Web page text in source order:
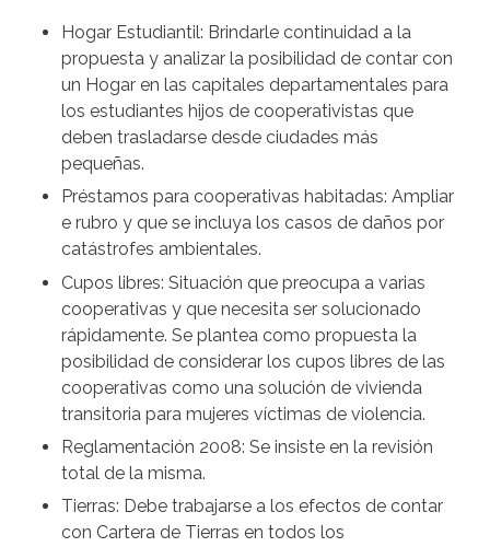
Hogar Estudiantil: Brindarle continuidad a la
propuesta y analizar la posibilidad de contar con
un Hogar en las capitales departamentales para
los estudiantes hijos de cooperativistas que
deben trasladarse desde ciudades más
pequeñas.
Préstamos para cooperativas habitadas: Ampliar
e rubro y que se incluya los casos de daños por
catástrofes ambientales.
Cupos libres: Situación que preocupa a varias
cooperativas y que necesita ser solucionado
rápidamente. Se plantea como propuesta la
posibilidad de considerar los cupos libres de las
cooperativas como una solución de vivienda
transitoria para mujeres víctimas de violencia.
Reglamentación 2008: Se insiste en la revisión
total de la misma.
Tierras: Debe trabajarse a los efectos de contar
con Cartera de Tierras en todos los